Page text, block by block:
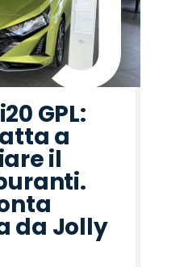
GPL:
a
il
da Jolly